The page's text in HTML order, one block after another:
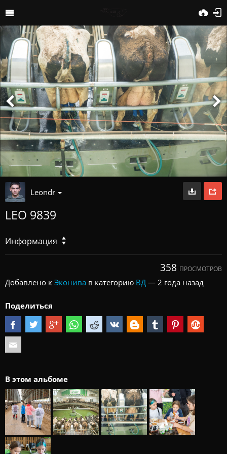
Leondr
LEO 9839
Информация
358 ПРОСМОТРОВ
Добавлено к Эконива в категорию ВД — 2 года назад
Поделиться
В этом альбоме